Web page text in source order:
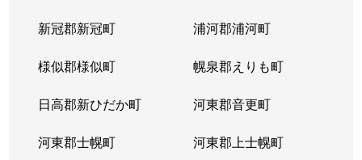
新冠郡新冠町 浦河郡浦河町
様似郡様似町 幌泉郡えりも町
日高郡新ひだか町 河東郡音更町
河東郡士幌町 河東郡上士幌町